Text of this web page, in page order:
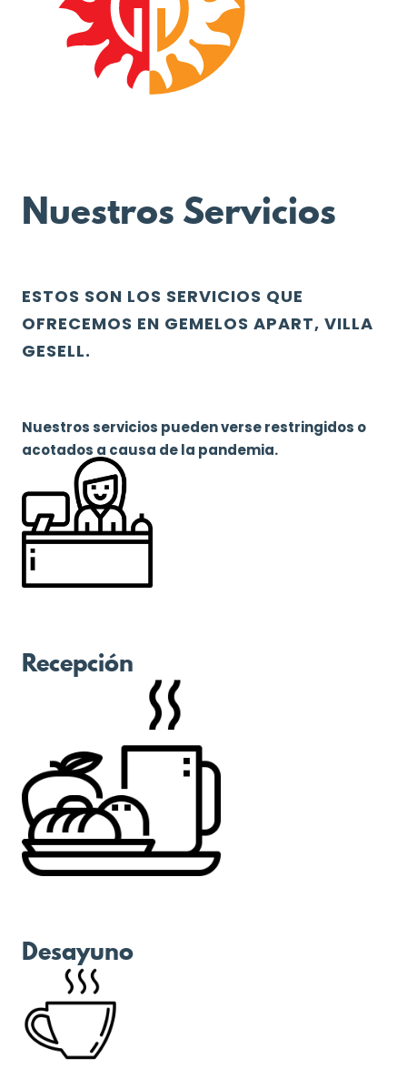
Nuestros Servicios
ESTOS SON LOS SERVICIOS QUE
OFRECEMOS EN GEMELOS APART, VILLA
GESELL.
Nuestros servicios pueden verse restringidos o
acotados a causa de la pandemia.
Recepción
Desayuno